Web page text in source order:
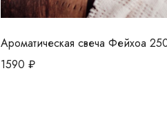
Ароматическая свеча Фейхоа
1590 ₽